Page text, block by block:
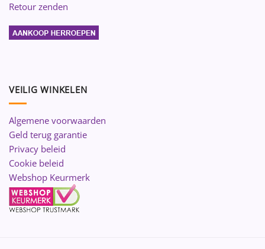
Retour zenden
VEILIG WINKELEN
Algemene voorwaarden
Geld terug garantie
Privacy beleid
Cookie beleid
Webshop Keurmerk